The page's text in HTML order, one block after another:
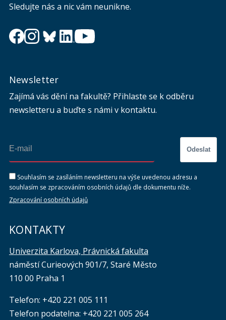
Sledujte nás a nic vám neunikne.
Newsletter
Zajímá vás dění na fakultě? Přihlaste se k odběru
newsletteru a buďte s námi v kontaktu.
Odeslat
Souhlasím se zasíláním newsletteru na výše uvedenou adresu a
souhlasím se zpracováním osobních údajů dle dokumentu níže.
Zpracování osobních údajů
KONTAKTY
Univerzita Karlova, Právnická fakulta
náměstí Curieových 901/7, Staré Město
110 00 Praha 1
Telefon: +420 221 005 111
Telefon podatelna: +420 221 005 264